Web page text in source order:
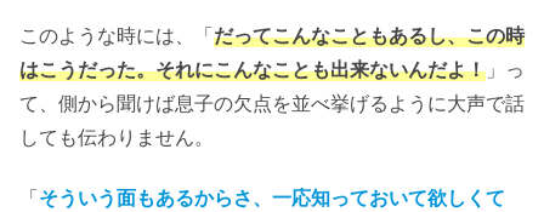
このような時には、「だってこんなこともあるし、この時
はこうだった。それにこんなことも出来ないんだよ！ 」っ
て、側から聞けば息子の欠点を並べ挙げるように大声で話
しても伝わりません。
「そういう面もあるからさ、一応知っておいて欲しくて